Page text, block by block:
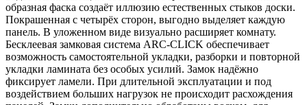
образная фаска создаёт иллюзию естественных стыков доски.
Покрашенная с четырёх сторон, выгодно выделяет каждую
панель. В уложенном виде визуально расширяет комнату.
Бесклеевая замковая система ARC-CLICK обеспечивает
возможность самостоятельной укладки, разборки и повторной
укладки ламината без особых усилий. Замок надёжно
фиксирует ламели. При длительной эксплуатации и под
воздействием больших нагрузок не происходит расхождения